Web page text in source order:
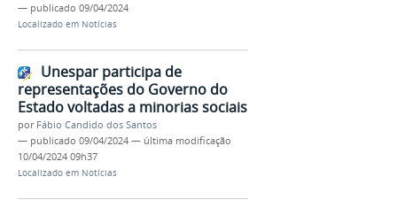
— publicado 09/04/2024
Localizado em Notícias
Unespar participa de
representações do Governo do
Estado voltadas a minorias sociais
por Fábio Candido dos Santos
— publicado 09/04/2024 — última modificação
10/04/2024 09h37
Localizado em Notícias